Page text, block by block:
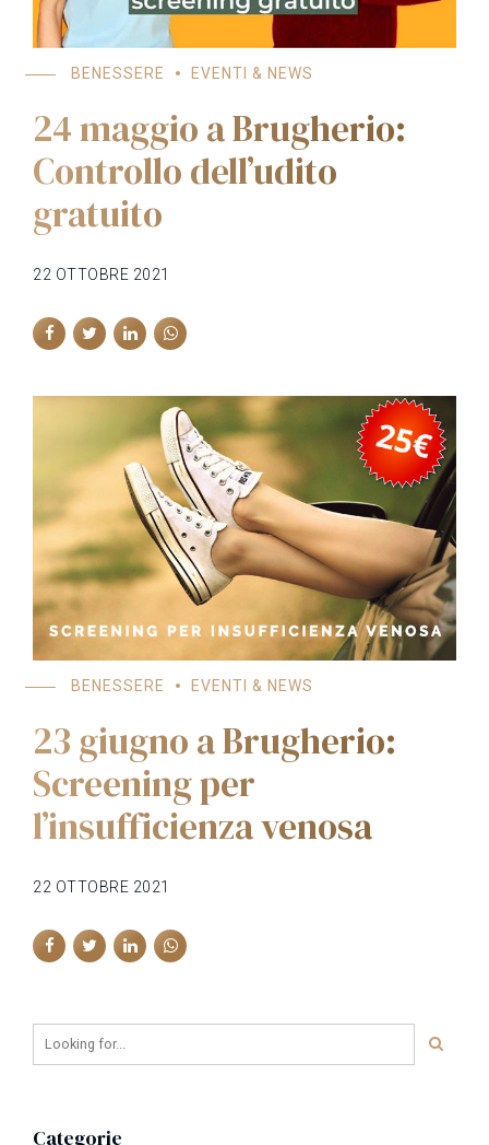
BENESSERE EVENTI & NEWS
24 maggio a Brugherio:
Controllo dell’udito
gratuito
22 OTTOBRE 2021
BENESSERE EVENTI & NEWS
23 giugno a Brugherio:
Screening per
l’insufficienza venosa
22 OTTOBRE 2021
Categorie